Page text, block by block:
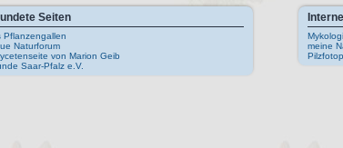
Seiten
Pflanzengallen
Naturforum
von Marion Geib
Saar-Pfalz e.V.
meine